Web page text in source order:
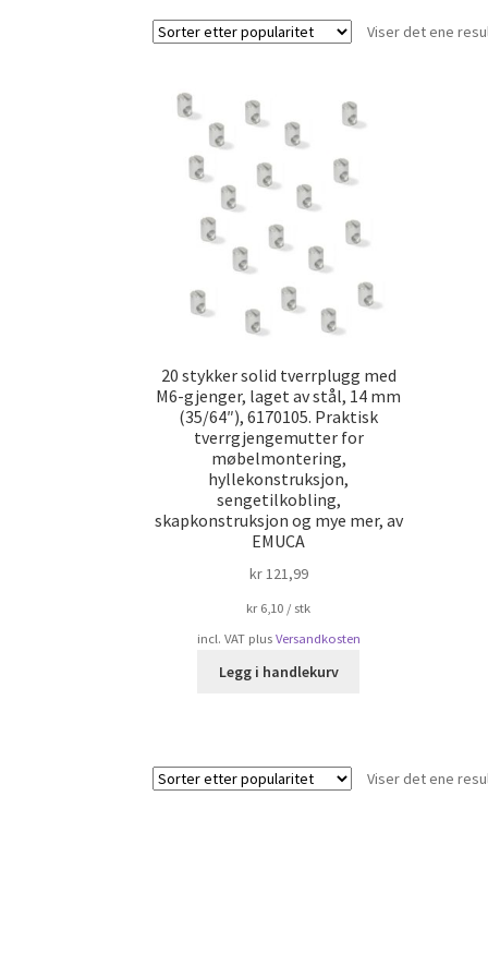
Viser det ene
20 stykker solid tverrplugg med
M6-gjenger, laget av stål, 14 mm
(35/64″), 6170105. Praktisk
tverrgjengemutter for
møbelmontering,
hyllekonstruksjon,
sengetilkobling,
skapkonstruksjon og mye mer, av
EMUCA
kr121,99
kr6,10 / stk
incl. VAT plus Versandkosten
Legg i handlekurv
Viser det ene